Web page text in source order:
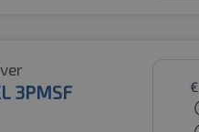
3PMSF
€